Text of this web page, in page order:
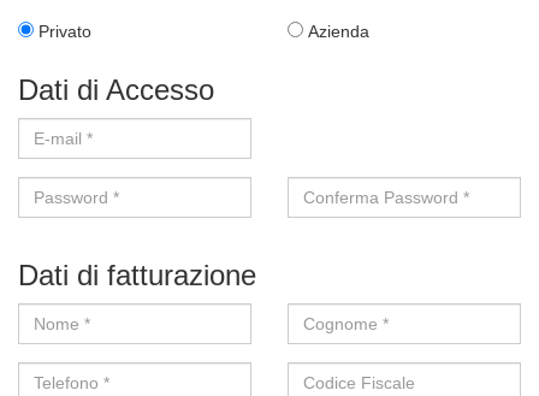
Privato Azienda
Dati di Accesso
E-mail *
Password * Conferma Password *
Dati di fatturazione
Nome * Cognome *
Telefono * Codice Fiscale